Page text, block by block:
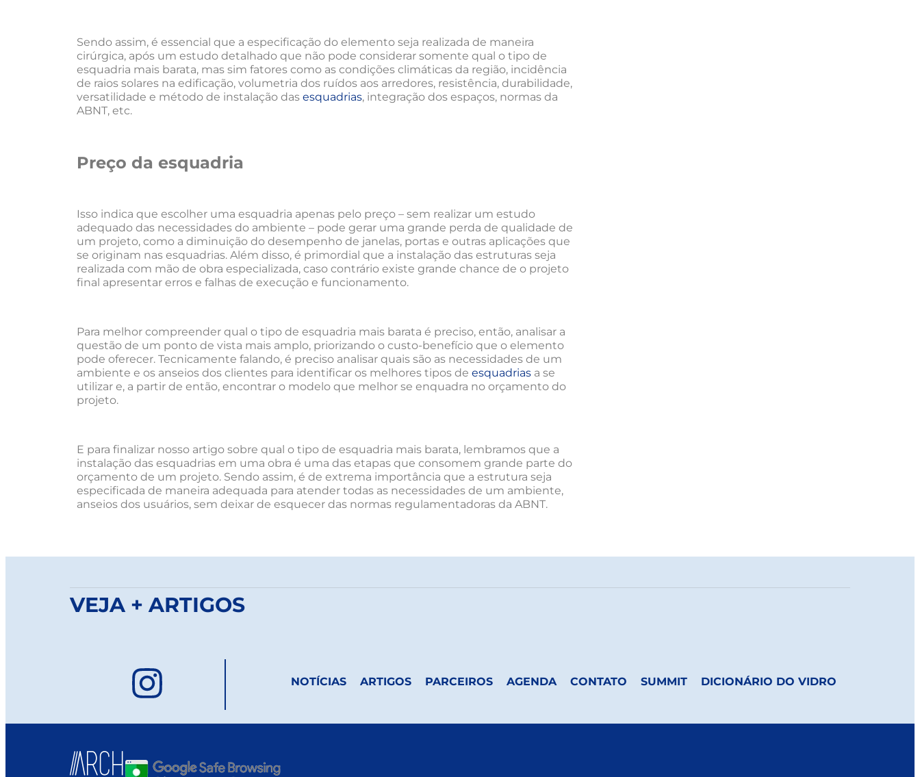
Sendo assim, é essencial que a especificação do elemento seja realizada de maneira
cirúrgica, após um estudo detalhado que não pode considerar somente qual o tipo de
esquadria mais barata, mas sim fatores como as condições climáticas da região, incidência
de raios solares na edificação, volumetria dos ruídos aos arredores, resistência, durabilidade,
versatilidade e método de instalação das esquadrias, integração dos espaços, normas da
ABNT, etc.
Preço da esquadria
Isso indica que escolher uma esquadria apenas pelo preço – sem realizar um estudo
adequado das necessidades do ambiente – pode gerar uma grande perda de qualidade de
um projeto, como a diminuição do desempenho de janelas, portas e outras aplicações que
se originam nas esquadrias. Além disso, é primordial que a instalação das estruturas seja
realizada com mão de obra especializada, caso contrário existe grande chance de o projeto
final apresentar erros e falhas de execução e funcionamento.
Para melhor compreender qual o tipo de esquadria mais barata é preciso, então, analisar a
questão de um ponto de vista mais amplo, priorizando o custo-benefício que o elemento
pode oferecer. Tecnicamente falando, é preciso analisar quais são as necessidades de um
ambiente e os anseios dos clientes para identificar os melhores tipos de esquadrias a se
utilizar e, a partir de então, encontrar o modelo que melhor se enquadra no orçamento do
projeto.
E para finalizar nosso artigo sobre qual o tipo de esquadria mais barata, lembramos que a
instalação das esquadrias em uma obra é uma das etapas que consomem grande parte do
orçamento de um projeto. Sendo assim, é de extrema importância que a estrutura seja
especificada de maneira adequada para atender todas as necessidades de um ambiente,
anseios dos usuários, sem deixar de esquecer das normas regulamentadoras da ABNT.
VEJA + ARTIGOS
NOTÍCIAS ARTIGOS PARCEIROS AGENDA CONTATO SUMMIT DICIONÁRIO DO VIDRO